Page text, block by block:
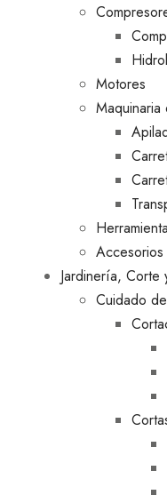
Motores
Maquinaria
Accesorios
Jardinería, Corte
Cuidado